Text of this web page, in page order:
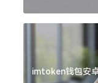
imtoken钱包安